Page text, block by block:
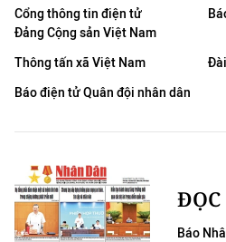
Cổng thông tin điện tử
Đảng Cộng sản Việt Nam
Thông tấn xã Việt Nam
Báo điện tử Quân đội nhân dân
Báo